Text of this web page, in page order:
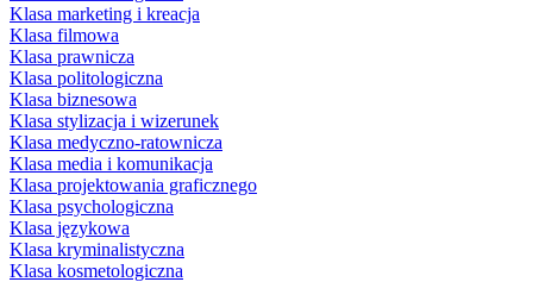
Klasa marketing i kreacja
Klasa filmowa
Klasa prawnicza
Klasa politologiczna
Klasa biznesowa
Klasa stylizacja i wizerunek
Klasa medyczno-ratownicza
Klasa media i komunikacja
Klasa projektowania graficznego
Klasa psychologiczna
Klasa językowa
Klasa kryminalistyczna
Klasa kosmetologiczna